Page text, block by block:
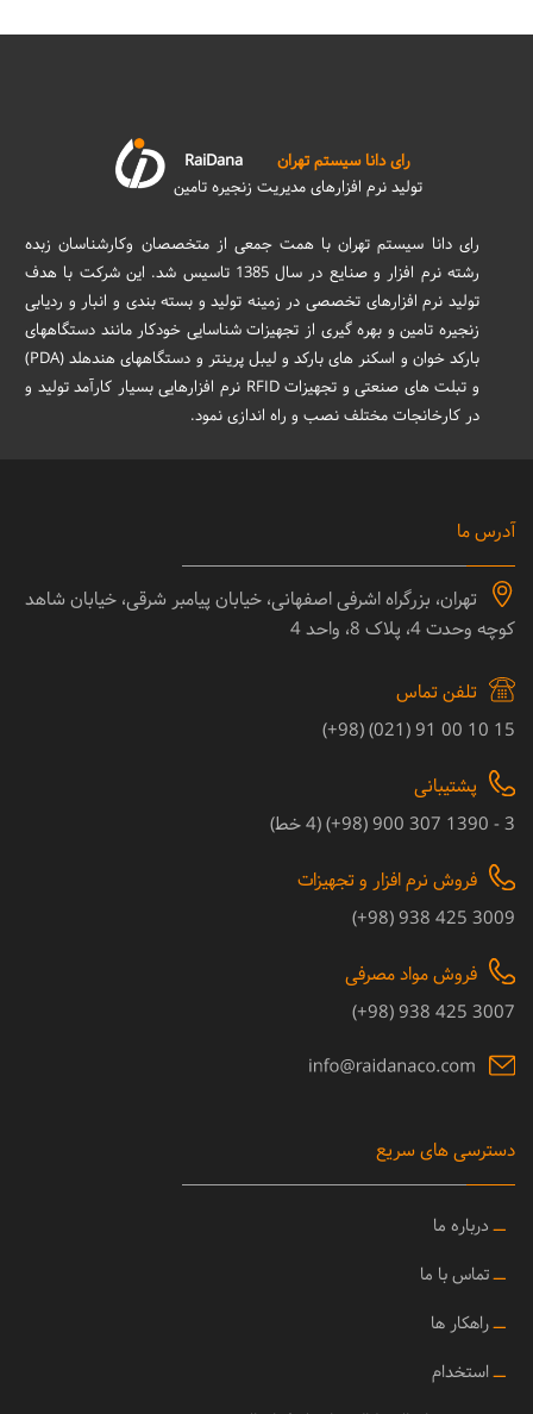
رای دانا سیستم تهران
RaiDana
تولید نرم افزارهای مدیریت زنجیره تامین
رای دانا سیستم تهران با همت جمعی از متخصصان وکارشناسان زبده
رشته نرم افزار و صنایع در سال 1385 تاسیس شد. این شرکت با هدف
تولید نرم افزارهای تخصصی در زمینه تولید و بسته بندی و انبار و ردیابی
زنجیره تامین و بهره گیری از تجهیزات شناسایی خودکار مانند دستگاههای
بارکد خوان و اسکنر های بارکد و لیبل پرینتر و دستگاههای هندهلد (PDA)
و تبلت های صنعتی و تجهیزات RFID نرم افزارهایی بسیار کارآمد تولید و
در کارخانجات مختلف نصب و راه اندازی نمود.
آدرس ما
تهران، بزرگراه اشرفی اصفهانی، خیابان پیامبر شرقی، خیابان شاهد
کوچه وحدت 4، پلاک 8، واحد 4
تلفن تماس
15 10 00 91 (021) (98+)
پشتیبانی
3 - 1390 307 900 (98+) (4 خط)
فروش نرم افزار و تجهیزات
3009 425 938 (98+)
فروش مواد مصرفی
3007 425 938 (98+)
دسترسی های سریع
ــ درباره ما
ــتماس با ما
ــراهکار ها
ــ استخدام